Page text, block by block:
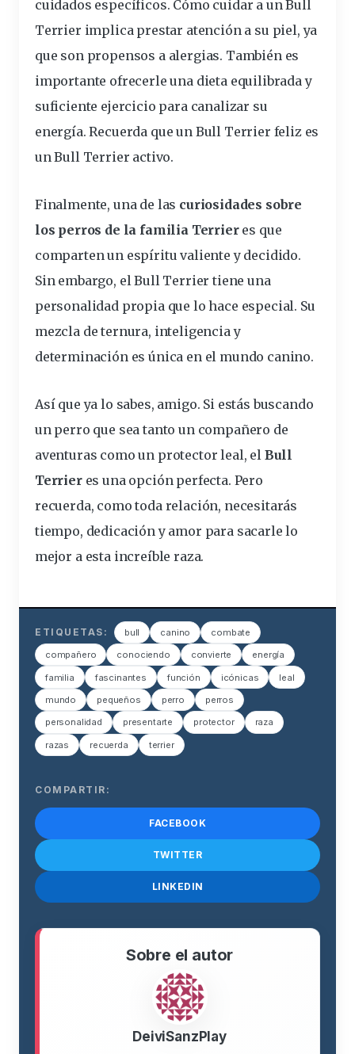
cuidados específicos. Cómo cuidar a un Bull
Terrier implica prestar atención a su piel, ya
que son propensos a alergias. También es
importante ofrecerle una dieta equilibrada y
suficiente ejercicio para canalizar su
energía. Recuerda que un Bull Terrier feliz es
un Bull Terrier activo.
Finalmente, una de las curiosidades sobre
los perros de la familia Terrieres que
comparten un espíritu valiente y decidido.
Sin embargo, el Bull Terrier tiene una
personalidad propia que lo hace especial. Su
mezcla de ternura, inteligencia y
determinación es única en el mundo canino.
Así que ya lo sabes, amigo. Si estás buscando
un perro que sea tanto un compañero de
aventuras como un protector leal, el Bull
Terrieres una opción perfecta. Pero
recuerda, como toda relación, necesitarás
tiempo, dedicación y amor para sacarle lo
mejor a esta increíble raza.
ETIQUETAS: bull canino combate
compañero conociendo convierte energía
familia fascinantes función icónicas leal
mundo pequeños perro perros
personalidad presentarte protector raza
razas recuerda terrier
COMPARTIR:
FACEBOOK
TWITTER
LINKEDIN
Sobre el autor
DeiviSanzPlay